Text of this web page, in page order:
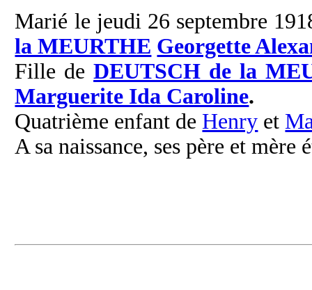
Marié le jeudi 26 septembre
la MEURTHE Georgette
Fille deDEUTSCH de la
Marguerite Ida Caroline.
Quatrième enfant de Henry et
A sa naissance, ses père et mère